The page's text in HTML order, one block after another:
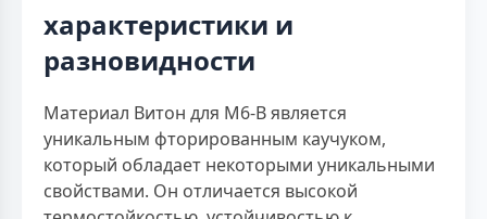
характеристики и
разновидности
Материал Витон для M6-B является
уникальным фторированным каучуком,
который обладает некоторыми уникальными
свойствами. Он отличается высокой